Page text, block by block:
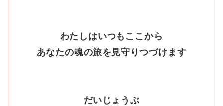
わたしはいつもここから
あなたの魂の旅を見守りつづけます
だいじょうぶ